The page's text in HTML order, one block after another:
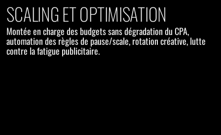
SCALING ET OPTIMISATION
Montée en charge des budgets sans dégradation du CPA,
automation des règles de pause/scale, rotation créative, lutte
contre la fatigue publicitaire.